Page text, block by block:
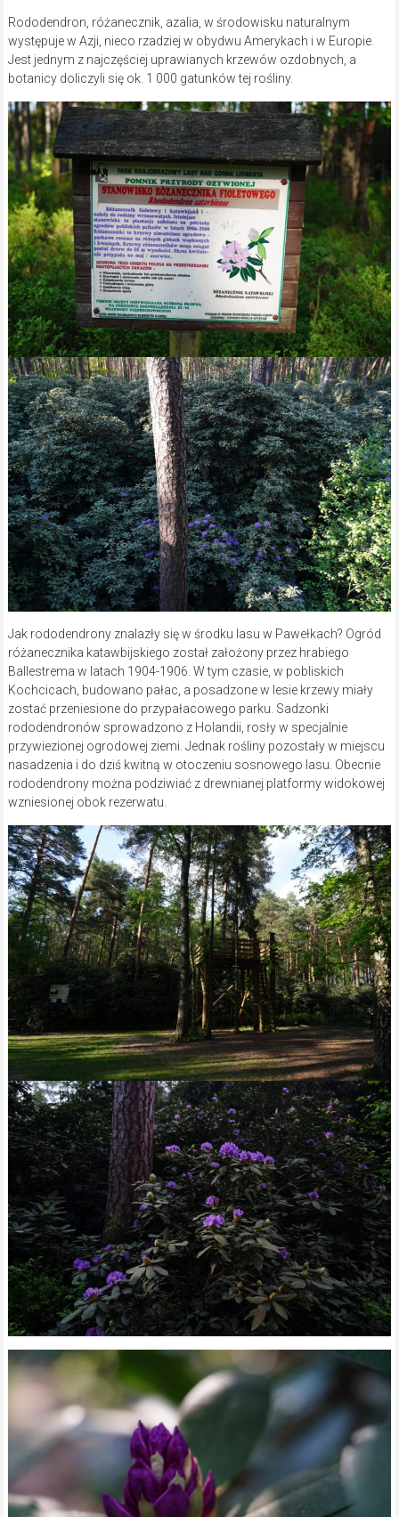
Rododendron, różanecznik, azalia, w środowisku naturalnym
występuje w Azji, nieco rzadziej w obydwu Amerykach i w Europie.
Jest jednym z najczęściej uprawianych krzewów ozdobnych, a
botanicy doliczyli się ok. 1 000 gatunków tej rośliny.
Jak rododendrony znalazły się w środku lasu w Pawełkach? Ogród
różanecznika katawbijskiego został założony przez hrabiego
Ballestrema w latach 1904-1906. W tym czasie, w pobliskich
Kochcicach, budowano pałac, a posadzone w lesie krzewy miały
zostać przeniesione do przypałacowego parku. Sadzonki
rododendronów sprowadzono z Holandii, rosły w specjalnie
przywiezionej ogrodowej ziemi. Jednak rośliny pozostały w miejscu
nasadzenia i do dziś kwitną w otoczeniu sosnowego lasu. Obecnie
rododendrony można podziwiać z drewnianej platformy widokowej
wzniesionej obok rezerwatu.